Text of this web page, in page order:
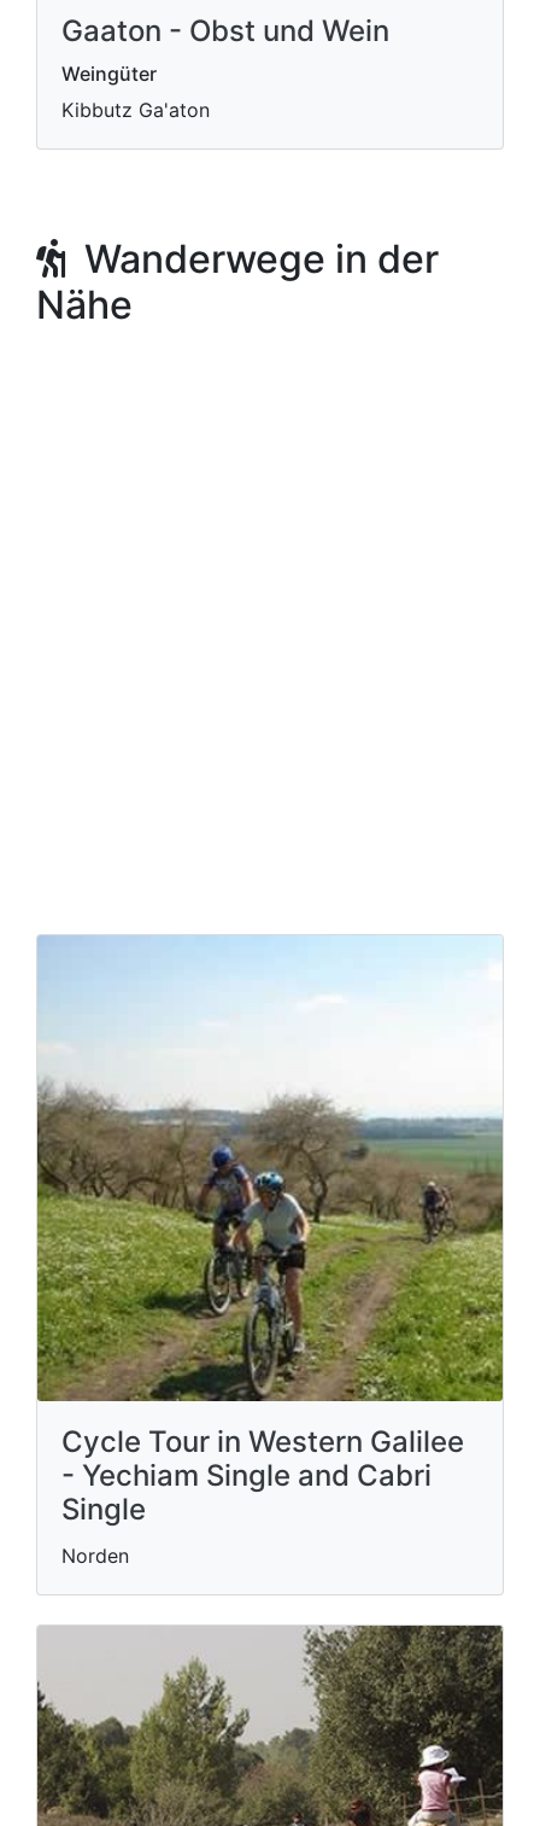
Gaaton - Obst und Wein
Weingüter
Kibbutz Ga'aton
Wanderwege in der
Nähe
Cycle Tour in Western Galilee
- Yechiam Single and Cabri
Single
Norden